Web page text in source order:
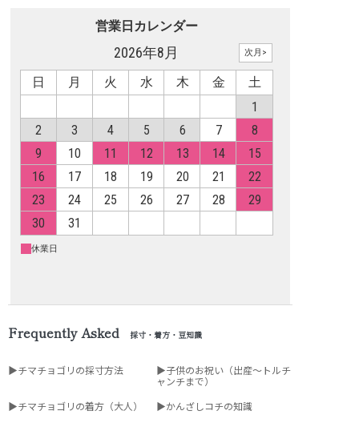
Frequently Asked 採寸・着方・豆知識
▶チマチョゴリの採寸方法
▶子供のお祝い（出産～トルチ
ャンチまで）
▶チマチョゴリの着方（大人）
▶かんざしコチの知識